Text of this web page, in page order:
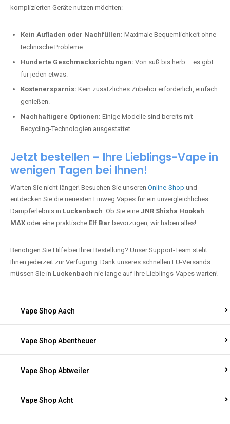
komplizierten Geräte nutzen möchten:
Kein Aufladen oder Nachfüllen: Maximale Bequemlichkeit ohne
technische Probleme.
Hunderte Geschmacksrichtungen: Von süß bis herb – es gibt
für jeden etwas.
Kostenersparnis: Kein zusätzliches Zubehör erforderlich, einfach
genießen.
Nachhaltigere Optionen: Einige Modelle sind bereits mit
Recycling-Technologien ausgestattet.
Jetzt bestellen – Ihre Lieblings-Vape in
wenigen Tagen bei Ihnen!
Warten Sie nicht länger! Besuchen Sie unseren Online-Shop und
entdecken Sie die neuesten Einweg Vapes für ein unvergleichliches
Dampferlebnis in Luckenbach. Ob Sie eine JNR Shisha Hookah
MAX oder eine praktische Elf Bar bevorzugen, wir haben alles!
Benötigen Sie Hilfe bei Ihrer Bestellung? Unser Support-Team steht
Ihnen jederzeit zur Verfügung. Dank unseres schnellen EU-Versands
müssen Sie in Luckenbach nie lange auf Ihre Lieblings-Vapes warten!
Vape Shop Aach
Vape Shop Abentheuer
Vape Shop Abtweiler
Vape Shop Acht